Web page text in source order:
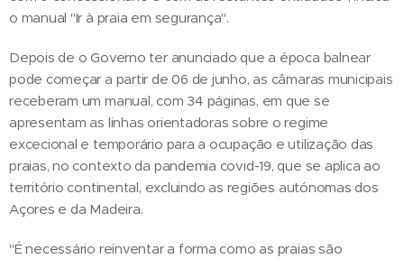
o manual "Ir à praia em segurança".
Depois de o Governo ter anunciado que a época balnear
pode começar a partir de 06 de junho, as câmaras municipais
receberam um manual, com 34 páginas, em que se
apresentam as linhas orientadoras sobre o regime
excecional e temporário para a ocupação e utilização das
praias, no contexto da pandemia covid-19, que se aplica ao
território continental, excluindo as regiões autónomas dos
Açores e da Madeira.
"É necessário reinventar a forma como as praias são